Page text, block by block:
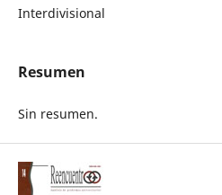
Interdivisional
Resumen
Sin resumen.